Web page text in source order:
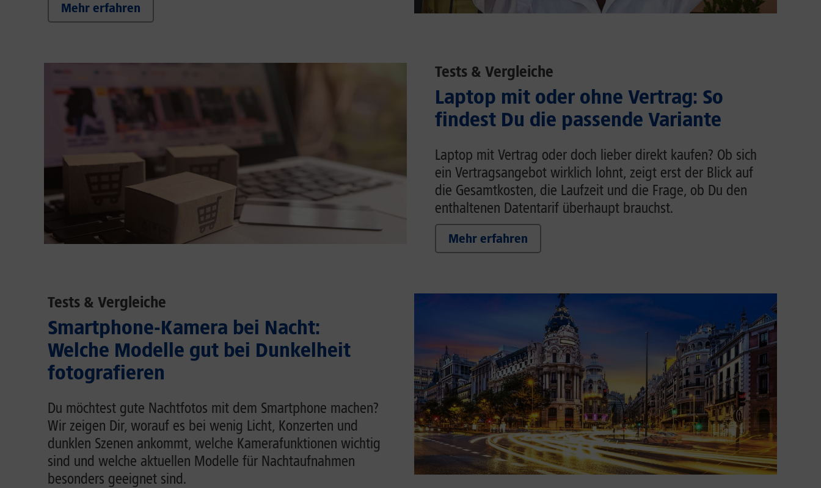
Mehr erfahren
Tests & Vergleiche
Laptop mit oder ohne Vertrag: So
findest Du die passende Variante
Laptop mit Vertrag oder doch lieber direkt kaufen? Ob sich
ein Vertragsangebot wirklich lohnt, zeigt erst der Blick auf
die Gesamtkosten, die Laufzeit und die Frage, ob Du den
enthaltenen Datentarif überhaupt brauchst.
Mehr erfahren
Tests & Vergleiche
Smartphone-Kamera bei Nacht:
Welche Modelle gut bei Dunkelheit
fotografieren
Du möchtest gute Nachtfotos mit dem Smartphone machen?
Wir zeigen Dir, worauf es bei wenig Licht, Konzerten und
dunklen Szenen ankommt, welche Kamerafunktionen wichtig
sind und welche aktuellen Modelle für Nachtaufnahmen
besonders geeignet sind.